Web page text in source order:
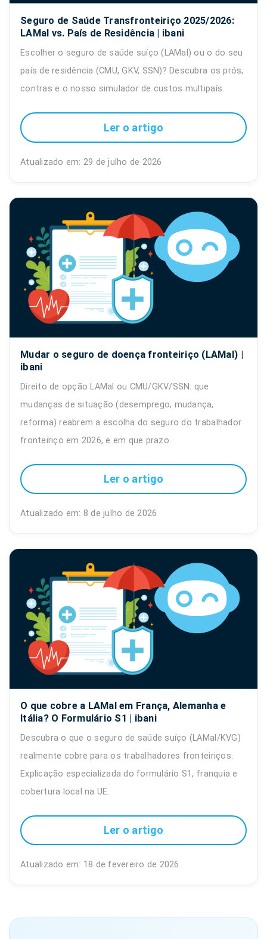
Seguro de Saúde Transfronteiriço 2025/2026:
LAMal vs. País de Residência | ibani
Escolher o seguro de saúde suíço (LAMal) ou o do seu
país de residência (CMU, GKV, SSN)? Descubra os prós,
contras e o nosso simulador de custos multipaís.
Ler o artigo
Atualizado em: 29 de julho de 2026
Mudar o seguro de doença fronteiriço (LAMal) |
ibani
Direito de opção LAMal ou CMU/GKV/SSN: que
mudanças de situação (desemprego, mudança,
reforma) reabrem a escolha do seguro do trabalhador
fronteiriço em 2026, e em que prazo.
Ler o artigo
Atualizado em: 8 de julho de 2026
O que cobre a LAMal em França, Alemanha e
Itália? O Formulário S1 | ibani
Descubra o que o seguro de saúde suíço (LAMal/KVG)
realmente cobre para os trabalhadores fronteiriços.
Explicação especializada do formulário S1, franquia e
cobertura local na UE.
Ler o artigo
Atualizado em: 18 de fevereiro de 2026